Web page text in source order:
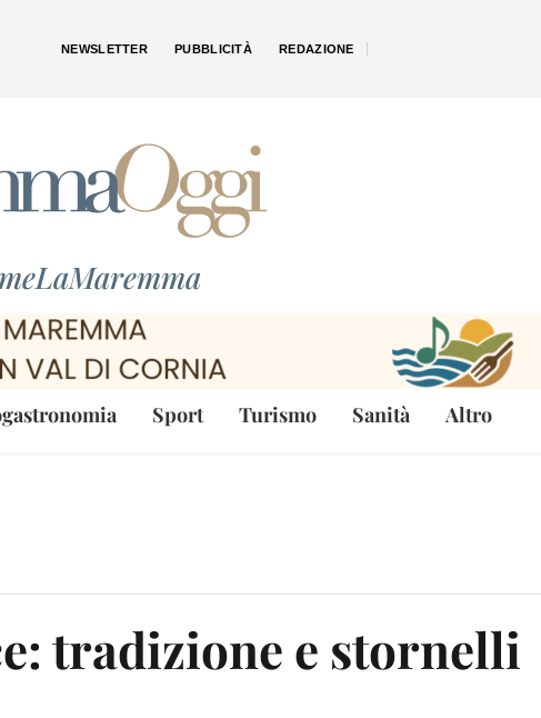
NEWSLETTER PUBBLICITÀ REDAZIONE
Sport Turismo Sanità Altro
tradizione e stornelli